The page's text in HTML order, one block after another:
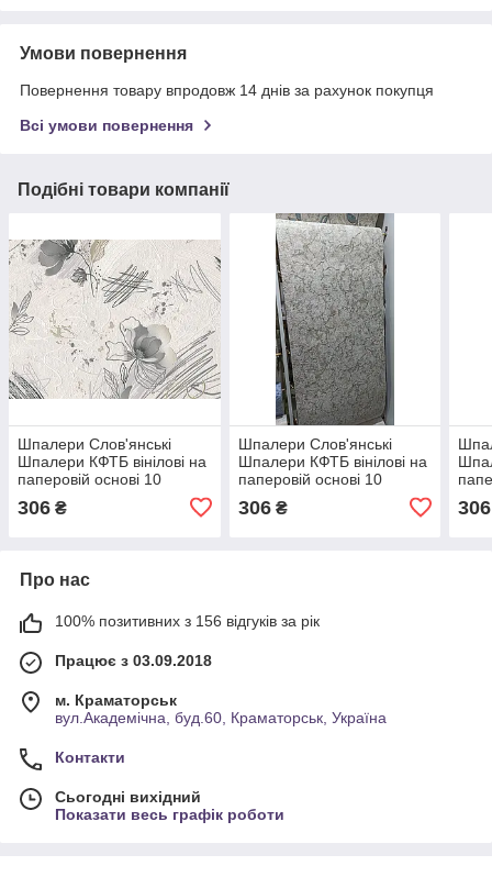
Умови повернення
Повернення товару впродовж 14 днів за рахунок покупця
Всі умови повернення
Подібні товари компанії
Шпалери Слов'янські
Шпалери КФТБ вінілові на
паперовій основі 10
306 ₴
Шпалери Слов'янські
Шпалери КФТБ вінілові на
паперовій основі 10
9395-04
306₴
10
306
Про нас
100% позитивних з 156 відгуків за рік
Працює з 03.09.2018
м. Краматорськ
вул.Академічна, буд.60, Краматорськ, Україна
Контакти
Сьогодні вихідний
Показати весь графік роботи